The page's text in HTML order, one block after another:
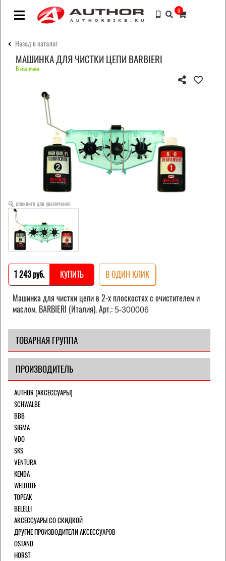
0
Назад в каталог
МАШИНКА ДЛЯ ЧИСТКИ ЦЕПИ BARBIERI
В наличии
кликните для увеличения
1 243 pуб. КУПИТЬ В ОДИН КЛИК
Машинка для чистки цепи в 2-х плоскостях с очистителем и
маслом. BARBIERI (Италия). Арт.: 5-300006
ТОВАРНАЯ ГРУППА
ПРОИЗВОДИТЕЛЬ
AUTHOR (АКСЕССУАРЫ)
SCHWALBE
BBB
SIGMA
VDO
SKS
VENTURA
KENDA
WELDTITE
TOPEAK
BELELLI
АКСЕССУАРЫ СО СКИДКОЙ
ДРУГИЕ ПРОИЗВОДИТЕЛИ АКСЕССУАРОВ
OSTAND
HORST